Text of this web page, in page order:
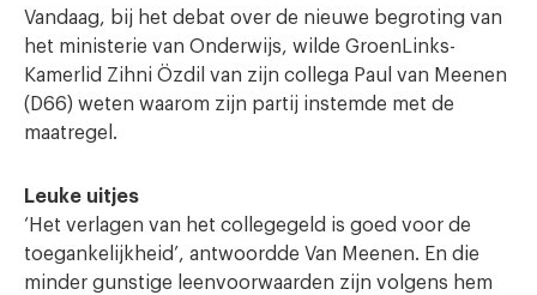
Vandaag, bij het debat over de nieuwe begroting van
het ministerie van Onderwijs, wilde GroenLinks-
Kamerlid Zihni Özdil van zijn collega Paul van Meenen
(D66) weten waarom zijn partij instemde met de
maatregel.
Leuke uitjes
‘Het verlagen van het collegegeld is goed voor de
toegankelijkheid’, antwoordde Van Meenen. En die
minder gunstige leenvoorwaarden zijn volgens hem